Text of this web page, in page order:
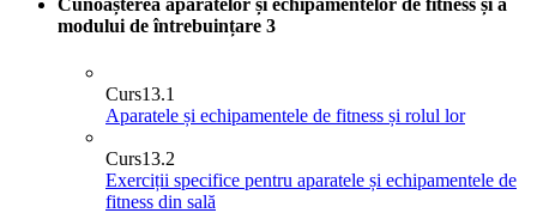
modului de întrebuințare 3
Curs13.1
Aparatele și echipamentele de fitness și rolul lor
Curs13.2
Exerciții specifice pentru aparatele și echipamentele de
fitness din sală